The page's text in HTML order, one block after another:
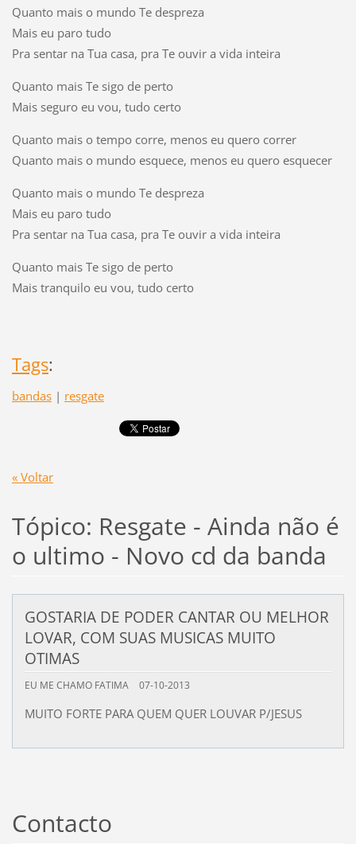
Quanto mais o mundo Te despreza
Mais eu paro tudo
Pra sentar na Tua casa, pra Te ouvir a vida inteira
Quanto mais Te sigo de perto
Mais seguro eu vou, tudo certo
Quanto mais o tempo corre, menos eu quero correr
Quanto mais o mundo esquece, menos eu quero esquecer
Quanto mais o mundo Te despreza
Mais eu paro tudo
Pra sentar na Tua casa, pra Te ouvir a vida inteira
Quanto mais Te sigo de perto
Mais tranquilo eu vou, tudo certo
Tags:
bandas | resgate
« Voltar
Tópico: Resgate - Ainda não é
o ultimo - Novo cd da banda
GOSTARIA DE PODER CANTAR OU MELHOR
LOVAR, COM SUAS MUSICAS MUITO
OTIMAS
EU ME CHAMO FATIMA 07-10-2013
MUITO FORTE PARA QUEM QUER LOUVAR P/JESUS
Contacto